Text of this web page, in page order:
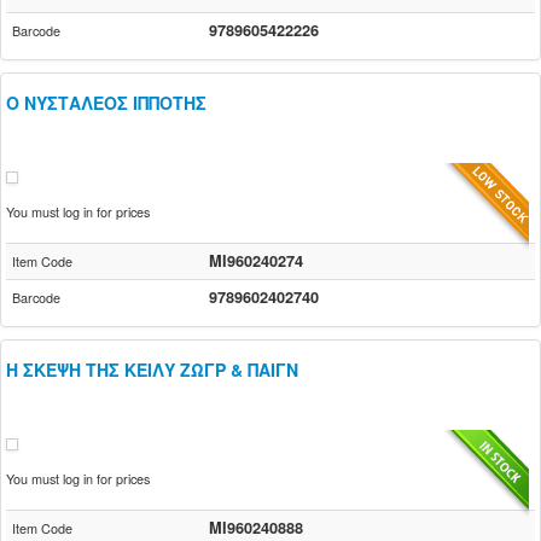
Barcode 9789605422226
Ο ΝΥΣΤΑΛΕΟΣ ΙΠΠΟΤΗΣ
You must log in for prices
Item Code MI960240274
Barcode 9789602402740
Η ΣΚΕΨΗ ΤΗΣ ΚΕΙΛY ΖΩΓΡ & ΠΑΙΓΝ
You must log in for prices
Item Code MI960240888